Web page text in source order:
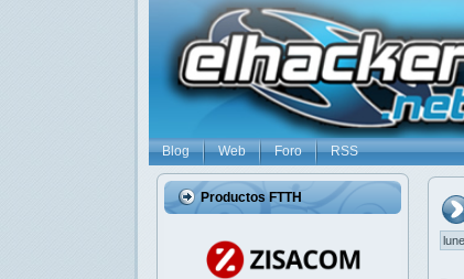
Blog Web Foro RSS
Productos FTTH